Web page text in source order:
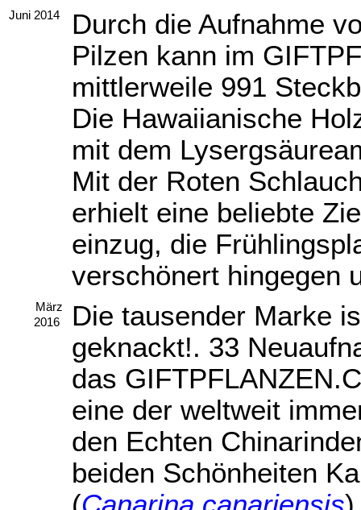
Juni 2014
Durch die Aufnahme
Pilzen kann im
mittlerweile 991
Die Hawaiianische
mit dem
Mit der Roten
erhielt eine beliebte
einzug, die
verschönert hingegen
März
2016
Die tausender Marke
geknackt!. 33
das
eine der weltweit
den Echten
beiden Schönheiten